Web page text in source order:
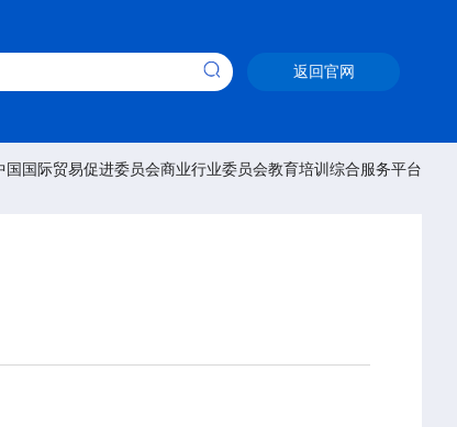
返回官网
国国际贸易促进委员会商业行业委员会教育培训综合服务平台